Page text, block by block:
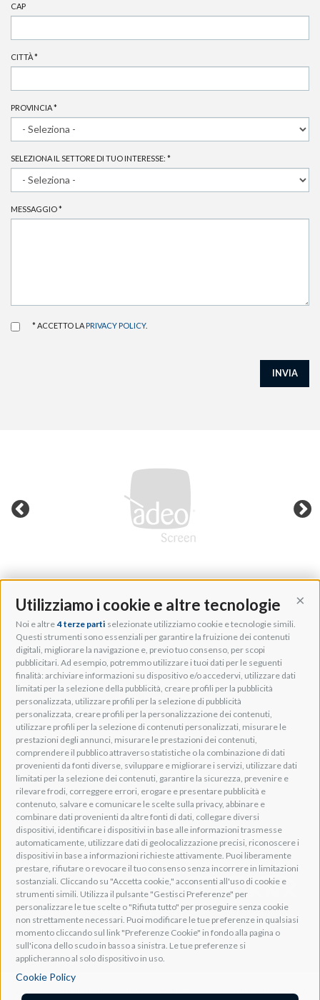
Utilizziamo i cookie e altre tecnologie
Noi e altre 4 terze parti selezionate utilizziamo cookie e tecnologie simili.
Questi strumenti sono essenziali per garantire la fruizione dei contenuti
digitali, migliorare la navigazione e, previo tuo consenso, per scopi
pubblicitari. Ad esempio, potremmo utilizzare i tuoi dati per le seguenti
finalità: archiviare informazioni su dispositivo e/o accedervi, utilizzare dati
limitati per la selezione della pubblicità, creare profili per la pubblicità
personalizzata, utilizzare profili per la selezione di pubblicità
personalizzata, creare profili per la personalizzazione dei contenuti,
utilizzare profili per la selezione di contenuti personalizzati, misurare le
prestazioni degli annunci, misurare le prestazioni dei contenuti,
comprendere il pubblico attraverso statistiche o la combinazione di dati
provenienti da fonti diverse, sviluppare e migliorare i servizi, utilizzare dati
limitati per la selezione dei contenuti, garantire la sicurezza, prevenire e
rilevare frodi, correggere errori, erogare e presentare pubblicità e
contenuto, salvare e comunicare le scelte sulla privacy, abbinare e
combinare dati provenienti da altre fonti di dati, collegare diversi
dispositivi, identificare i dispositivi in base alle informazioni trasmesse
automaticamente, utilizzare dati di geolocalizzazione precisi, riconoscere i
dispositivi in base a informazioni richieste attivamente. Puoi liberamente
prestare, rifiutare o revocare il tuo consenso senza incorrere in limitazioni
sostanziali. Cliccando su "Accetta cookie," acconsenti all'uso di cookie e
strumenti simili. Utilizza il pulsante "Gestisci Preferenze" per
personalizzare le tue scelte o "Rifiuta tutto" per proseguire senza cookie
non strettamente necessari. Puoi modificare le tue preferenze in qualsiasi
momento cliccando sul link "Preferenze Cookie" in fondo alla pagina o
sull'icona dello scudo in basso a sinistra. Le tue preferenze si
applicheranno al solo dispositivo in uso.
Cookie Policy
CAP
CITTÀ*
PROVINCIA*
SELEZIONA IL SETTORE DI TUO INTERESSE: *
MESSAGGIO*
* ACCETTO LA PRIVACY POLICY.
INVIA
Adeo Group S.r.l.
Via della Zarga, 50
Lavis, 38015 TN, Italy
Tel: +39 0461 248211
P.IVA: IT01262500224
PEC: pec@pec.adeogroup.it
SDI: T04ZHR3
info@adeogroup.it
Adeo ProAV
Adeo HomeAV
Adeo Screen
Screen Research
Adeum Cinema Suite
Società soggetta all'attività di controllo e coordinamento ai sensi dell'art. 2497-bis co.